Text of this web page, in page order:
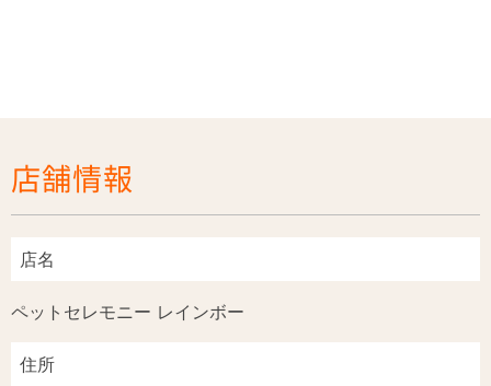
店舗情報
店名
ペットセレモニー レインボー
住所